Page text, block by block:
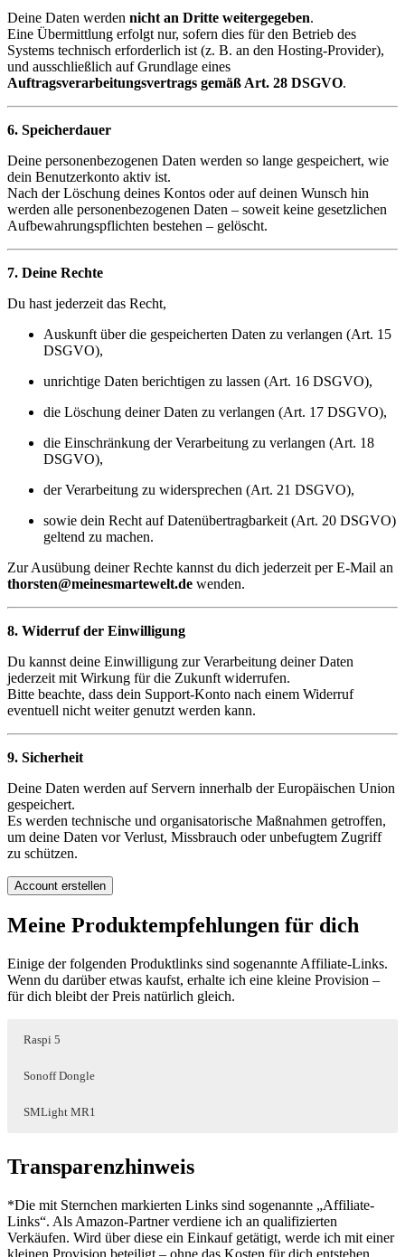
Deine Daten werden nicht an Dritte weitergegeben.
Eine Übermittlung erfolgt nur, sofern dies für den Betrieb des
Systems technisch erforderlich ist (z. B. an den Hosting-Provider),
und ausschließlich auf Grundlage eines
Auftragsverarbeitungsvertrags gemäß Art. 28 DSGVO.
6. Speicherdauer
Deine personenbezogenen Daten werden so lange gespeichert, wie
dein Benutzerkonto aktiv ist.
Nach der Löschung deines Kontos oder auf deinen Wunsch hin
werden alle personenbezogenen Daten – soweit keine gesetzlichen
Aufbewahrungspflichten bestehen – gelöscht.
7. Deine Rechte
Du hast jederzeit das Recht,
Auskunft über die gespeicherten Daten zu verlangen (Art. 15
DSGVO),
unrichtige Daten berichtigen zu lassen (Art. 16 DSGVO),
die Löschung deiner Daten zu verlangen (Art. 17 DSGVO),
die Einschränkung der Verarbeitung zu verlangen (Art. 18
DSGVO),
der Verarbeitung zu widersprechen (Art. 21 DSGVO),
sowie dein Recht auf Datenübertragbarkeit (Art. 20 DSGVO)
geltend zu machen.
Zur Ausübung deiner Rechte kannst du dich jederzeit per E-Mail an
thorsten@meinesmartewelt.de wenden.
8. Widerruf der Einwilligung
Du kannst deine Einwilligung zur Verarbeitung deiner Daten
jederzeit mit Wirkung für die Zukunft widerrufen.
Bitte beachte, dass dein Support-Konto nach einem Widerruf
eventuell nicht weiter genutzt werden kann.
9. Sicherheit
Deine Daten werden auf Servern innerhalb der Europäischen Union
gespeichert.
Es werden technische und organisatorische Maßnahmen getroffen,
um deine Daten vor Verlust, Missbrauch oder unbefugtem Zugriff
zu schützen.
Account erstellen
Meine Produktempfehlungen für dich
Einige der folgenden Produktlinks sind sogenannte Affiliate-Links.
Wenn du darüber etwas kaufst, erhalte ich eine kleine Provision –
für dich bleibt der Preis natürlich gleich.
Raspi 5
Sonoff Dongle
SMLight MR1
Transparenzhinweis
*Die mit Sternchen markierten Links sind sogenannte „Affiliate-
Links“. Als Amazon-Partner verdiene ich an qualifizierten
Verkäufen. Wird über diese ein Einkauf getätigt, werde ich mit einer